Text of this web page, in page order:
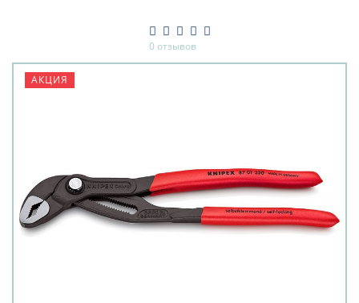
0 отзывов
АКЦИЯ